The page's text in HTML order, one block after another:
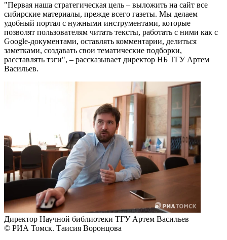
"Первая наша стратегическая цель – выложить на сайт все
сибирские материалы, прежде всего газеты. Мы делаем
удобный портал с нужными инструментами, которые
позволят пользователям читать тексты, работать с ними как с
Google-документами, оставлять комментарии, делиться
заметками, создавать свои тематические подборки,
расставлять тэги", – рассказывает директор НБ ТГУ Артем
Васильев.
Директор Научной библиотеки ТГУ Артем Васильев
© РИА Томск. Таисия Воронцова